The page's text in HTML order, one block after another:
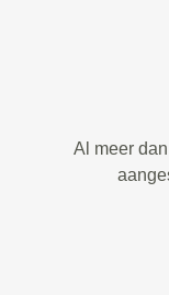
Al meer